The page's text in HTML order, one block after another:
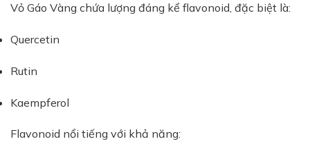
Vỏ Gáo Vàng chứa lượng đáng kể flavonoid, đặc biệt là:
Quercetin
Rutin
Kaempferol
Flavonoid nổi tiếng với khả năng: